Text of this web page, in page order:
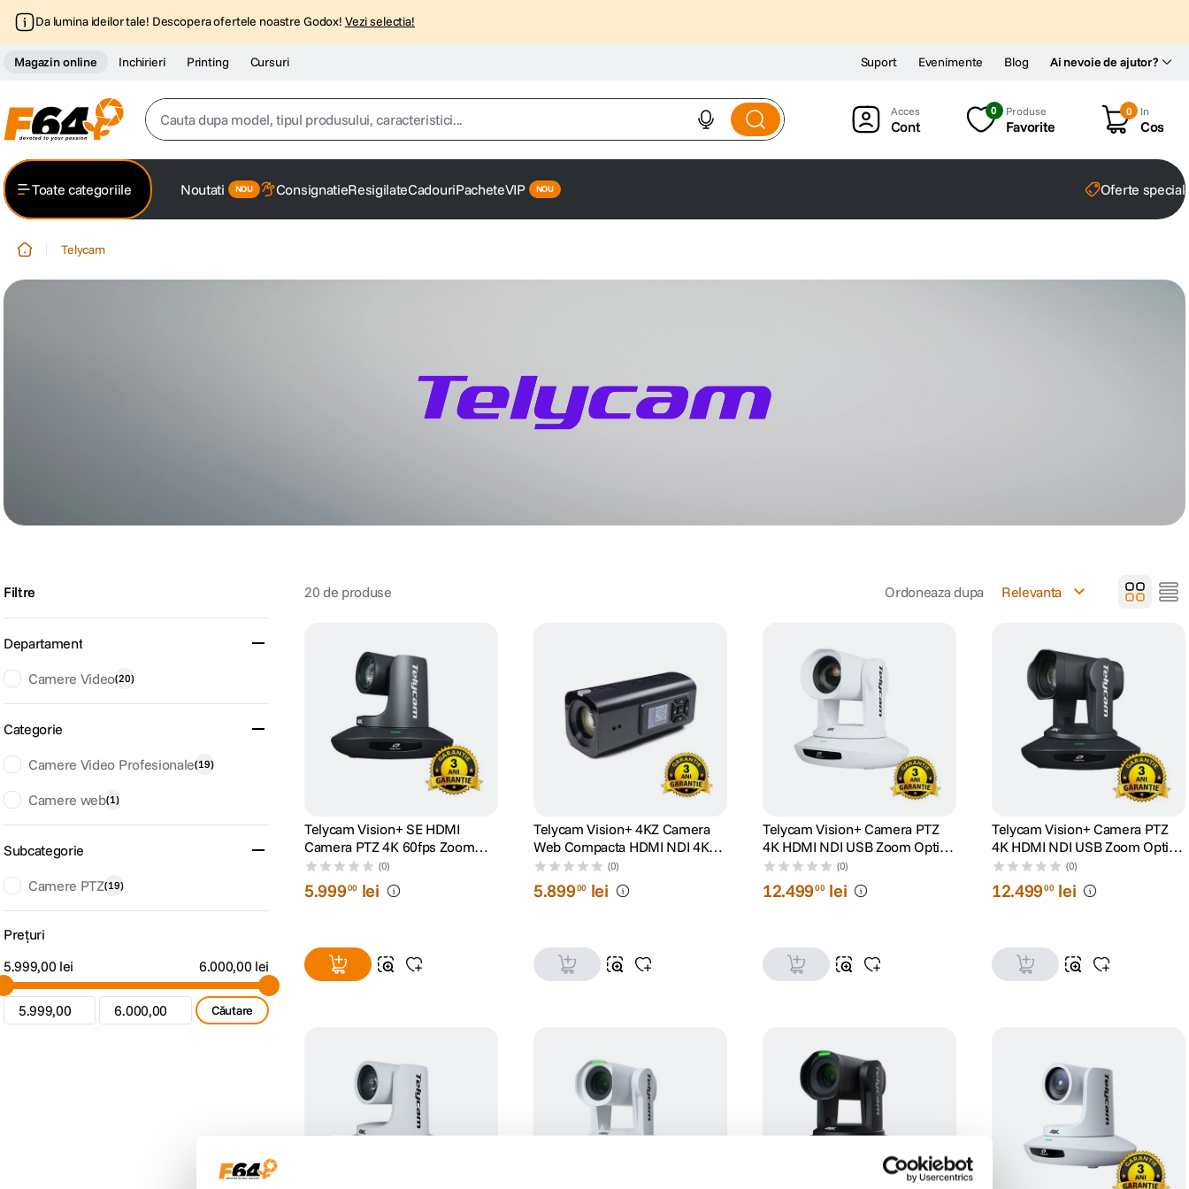
Da lumina ideilor tale! Descopera ofertele noastre Godox! Vezi selectia!
Magazin online Inchirieri Printing Cursuri Ai nevoie de ajutor?
Suport Evenimente Blog
Cauta dupa model, tipul produsului, caracteristici...
Cont
0 Produse
Favorite
0 In
Cos
Toate categoriile Noutati ConsignatieResigilateCadouriPacheteVIP Oferte
Telycam
Filtre
Departament
Camere Video(20)
Categorie
Camere Video Profesionale(19)
Camere web(1)
Subcategorie
Camere PTZ(19)
Prețuri
Căutare
5.999,00 lei 6.000,00 lei
20de produse Ordoneaza dupa Relevanta
Telycam Vision+ SE HDMI
Camera PTZ 4K 60fps Zoom
Optic 12x Negru
(0)
5.99900 lei
Telycam Vision+ 4KZ Camera
Web Compacta HDMI NDI 4K
Zoom Optic 20x Auto-Framing
Negru
(0)
5.89900 lei
Telycam Vision+ Camera PTZ
4K HDMI NDI USB Zoom Optic
30x Auto-Tracking Alb
(0)
12.49900 lei
Telycam Vision+ Camera PTZ
4K HDMI NDI USB Zoom Optic
30x Auto-Tracking Negru
(0)
12.49900 lei